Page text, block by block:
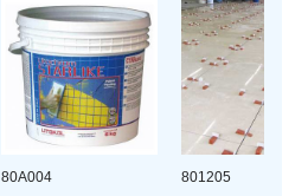
80A004 801205